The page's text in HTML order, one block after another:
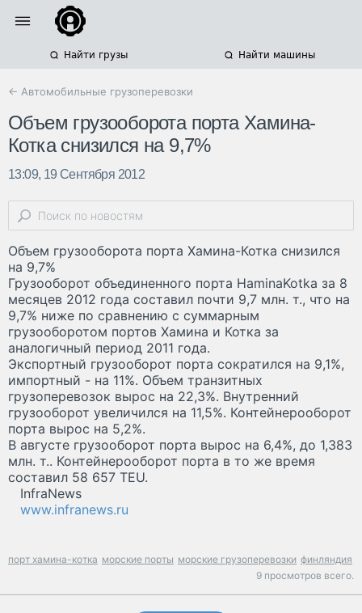
Найти грузы Найти машины
← Автомобильные грузоперевозки
Объем грузооборота порта Хамина-
Котка снизился на 9,7%
13:09, 19 Сентября 2012
Объем грузооборота порта Хамина-Котка снизился
на 9,7%
Грузооборот объединенного порта HaminaKotka за 8
месяцев 2012 года составил почти 9,7 млн. т., что на
9,7% ниже по сравнению с суммарным
грузооборотом портов Хамина и Котка за
аналогичный период 2011 года.
Экспортный грузооборот порта сократился на 9,1%,
импортный - на 11%. Объем транзитных
грузоперевозок вырос на 22,3%. Внутренний
грузооборот увеличился на 11,5%. Контейнерооборот
порта вырос на 5,2%.
В августе грузооборот порта вырос на 6,4%, до 1,383
млн. т.. Контейнерооборот порта в то же время
составил 58 657 TEU.
InfraNews
www.infranews.ru
порт хамина-котка морские порты морские грузоперевозки финляндия
9 просмотров всего.